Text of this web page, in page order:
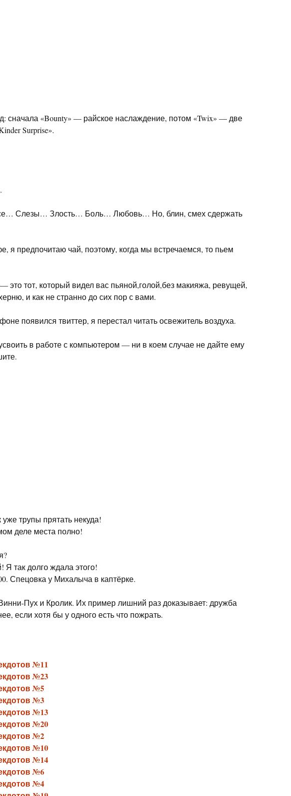
сначала «Bounty» — райское наслаждение, потом «Twix» — две
Surprise».
Слезы… Злость… Боль… Любовь… Но, блин, смех сдержать
я предпочитаю чай, поэтому, когда мы встречаемся, то пьем
тот, который видел вас пьяной,голой,без макияжа, ревущей,
и как не странно до сих пор с вами.
появился твиттер, я перестал читать освежитель воздуха.
в работе с компьютером — ни в коем случае не дайте ему
трупы прятать некуда!
деле места полно!
так долго ждала этого!
Спецовка у Михалыча в каптёрке.
Пух и Кролик. Их пример лишний раз доказывает: дружба
если хотя бы у одного есть что пожрать.
№11
№23
№5
№3
№13
№20
№2
№10
№14
№6
№4